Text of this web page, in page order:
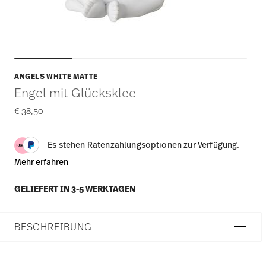
ANGELS WHITE MATTE
Engel mit Glücksklee
€ 38,50
Es stehen Ratenzahlungsoptionen zur Verfügung.
Mehr erfahren
GELIEFERT IN 3-5 WERKTAGEN
BESCHREIBUNG